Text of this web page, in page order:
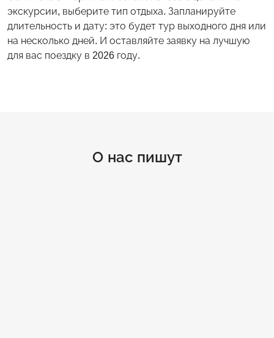
экскурсии, выберите тип отдыха. Запланируйте
длительность и дату: это будет тур выходного дня или
на несколько дней. И оставляйте заявку на лучшую
для вас поездку в 2026 году.
О нас пишут